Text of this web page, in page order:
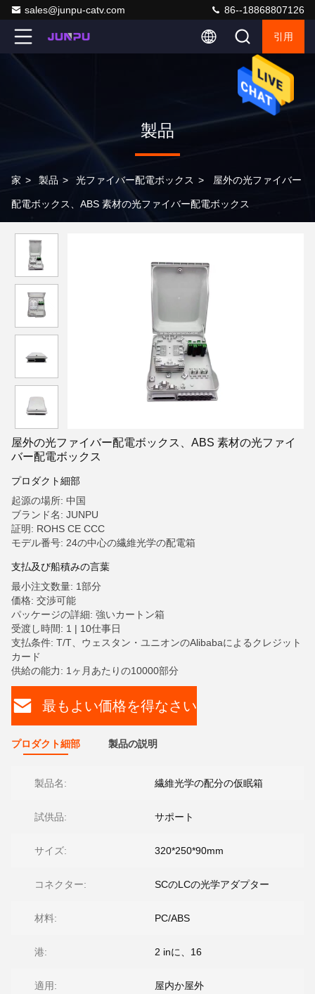
sales@junpu-catv.com 86--18868807126
引用
製品
家 > 製品 > 光ファイバー配電ボックス > 屋外の光ファイバー
配電ボックス、ABS 素材の光ファイバー配電ボックス
屋外の光ファイバー配電ボックス、ABS 素材の光ファイ
バー配電ボックス
プロダクト細部
起源の場所: 中国
ブランド名: JUNPU
証明: ROHS CE CCC
モデル番号: 24の中心の繊維光学の配電箱
支払及び船積みの言葉
最小注文数量: 1部分
価格: 交渉可能
パッケージの詳細: 強いカートン箱
受渡し時間: 1 | 10仕事日
支払条件: T/T、ウェスタン・ユニオンのAlibabaによるクレジット
カード
供給の能力: 1ヶ月あたりの10000部分
最もよい価格を得なさい
プロダクト細部 製品の説明
製品名: 繊維光学の配分の仮眠箱
試供品: サポート
サイズ: 320*250*90mm
コネクター: SCのLCの光学アダプター
材料: PC/ABS
港: 2 inに、16
適用: 屋内か屋外